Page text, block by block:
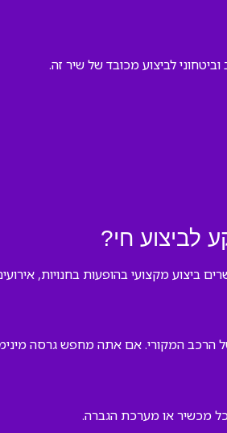
לביצוע מכובד של שיר זה.
לביצוע חי?
ביצוע מקצועי בהופעות בחנויות,
המקורי. אם אתה מחפש גרסה